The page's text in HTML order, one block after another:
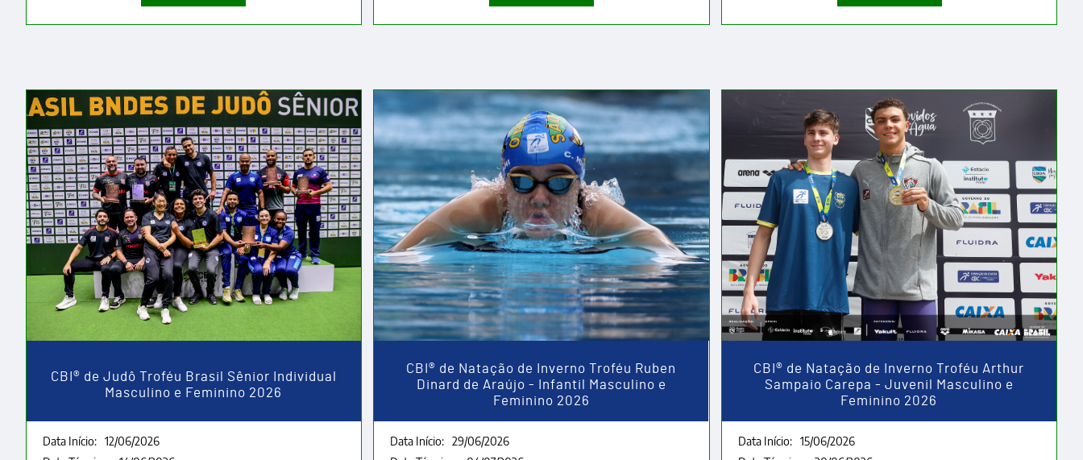
CBI® de Judô Troféu Brasil Sênior Individual
Masculino e Feminino 2026
Data Início:
12/06/2026
CBI® de Natação de Inverno Troféu Ruben
Dinard de Araújo - Infantil Masculino e
Feminino 2026
Data Início:
29/06/2026
CBI® de Natação de Inverno Troféu Arthur
Sampaio Carepa - Juvenil Masculino e
Feminino 2026
Data Início:
15/06/2026